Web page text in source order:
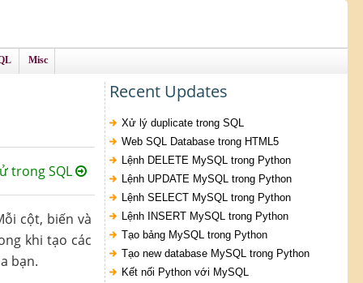
Misc
trong SQL
cột, biến và
khi tạo các
bạn.
Recent Updates
Xử lý duplicate trong SQL
Web SQL Database trong HTML5
Lệnh DELETE MySQL trong Python
Lệnh UPDATE MySQL trong Python
Lệnh SELECT MySQL trong Python
Lệnh INSERT MySQL trong Python
Tạo bảng MySQL trong Python
Tạo new database MySQL trong Python
Kết nối Python với MySQL